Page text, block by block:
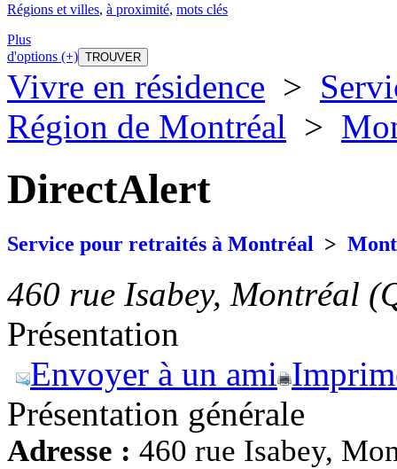
Régions et villes, à proximité, mots clés
Plus
d'options (+)
Vivre en résidence >
Région de Montréal >
DirectAlert
Service pour retraités à Montréal >
460 rue Isabey, Montréal
Présentation
Envoyer à un ami
Présentation générale
Adresse : 460 rue Isabey,